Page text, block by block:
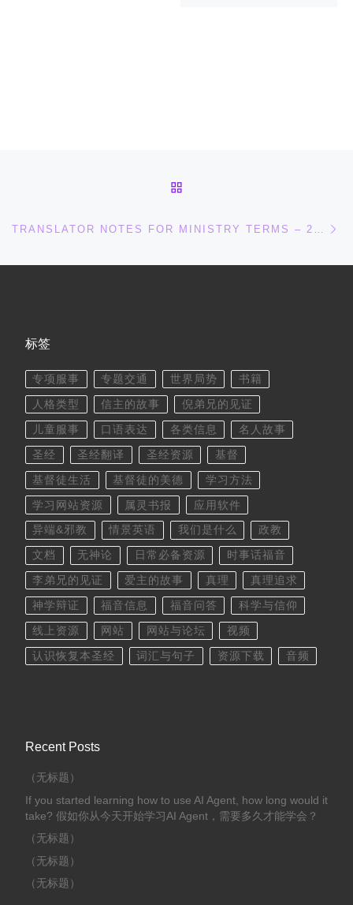
标签
专项服事 专题交通 世界局势 书籍
人格类型 信主的故事 倪弟兄的见证
儿童服事 口语表达 各类信息 名人故事
圣经 圣经翻译 圣经资源 基督
基督徒生活 基督徒的美德 学习方法
学习网站资源 属灵书报 应用软件
异端&邪教 情景英语 我们是什么 政教
文档 无神论 日常必备资源 时事话福音
李弟兄的见证 爱主的故事 真理 真理追求
神学辩证 福音信息 福音问答 科学与信仰
线上资源 网站 网站与论坛 视频
认识恢复本圣经 词汇与句子 资源下载 音频
Recent Posts
（无标题）
If you started learning how to use AI Agent, how long would it
take? 假如你从今天开始学习AI Agent，需要多久才能学会？
（无标题）
（无标题）
（无标题）